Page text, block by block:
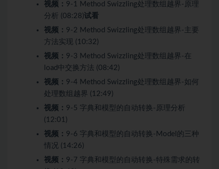
视频： 9-1 Method Swizzling处理数组越界-原理
分析 (08:28)试看
视频： 9-2 Method Swizzling处理数组越界-主要
方法实现 (10:32)
视频： 9-3 Method Swizzling处理数组越界-在
load中交换方法 (08:42)
视频： 9-4 Method Swizzling处理数组越界-如何
处理数组越界 (12:49)
视频： 9-5 字典和模型的自动转换-原理分析
(12:01)
视频： 9-6 字典和模型的自动转换-Model的三种
情况 (14:26)
视频： 9-7 字典和模型的自动转换-特殊需求的转